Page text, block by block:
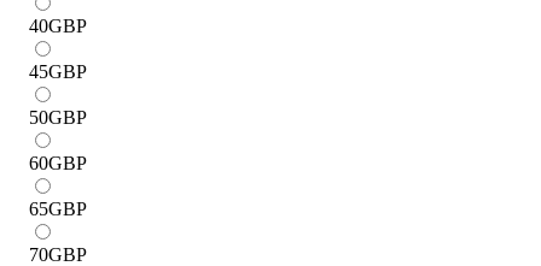
40GBP
45GBP
50GBP
60GBP
65GBP
70GBP